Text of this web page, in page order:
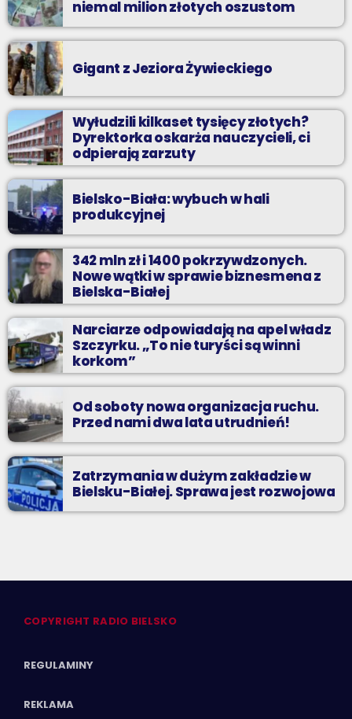
niemal milion złotych oszustom
Gigant z Jeziora Żywieckiego
Wyłudzili kilkaset tysięcy złotych?
Dyrektorka oskarża nauczycieli, ci
odpierają zarzuty
Bielsko-Biała: wybuch w hali
produkcyjnej
342 mln zł i 1400 pokrzywdzonych.
Nowe wątki w sprawie biznesmena z
Bielska-Białej
Narciarze odpowiadają na apel władz
Szczyrku. „To nie turyści są winni
korkom”
Od soboty nowa organizacja ruchu.
Przed nami dwa lata utrudnień!
Zatrzymania w dużym zakładzie w
Bielsku-Białej. Sprawa jest rozwojowa
COPYRIGHT RADIO BIELSKO
REGULAMINY
REKLAMA